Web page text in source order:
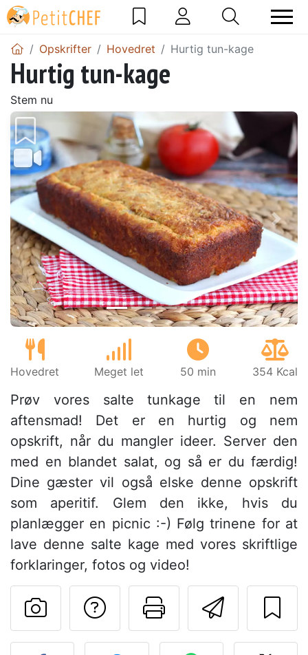
Opskrifter Hovedret Hurtig tun-kage
Hurtig tun-kage
Stem nu
Tidligere
Hovedret Meget let 50 min 354 Kcal
Prøv vores salte tunkage til en nem
aftensmad! Det er en hurtig og nem
opskrift, når du mangler ideer. Server den
med en blandet salat, og så er du færdig!
Dine gæster vil også elske denne opskrift
som aperitif. Glem den ikke, hvis du
planlægger en picnic :-) Følg trinene for at
lave denne salte kage med vores skriftlige
forklaringer, fotos og video!
Send
Udskriv
Stil et spørgsmål
Send dit billede af denne